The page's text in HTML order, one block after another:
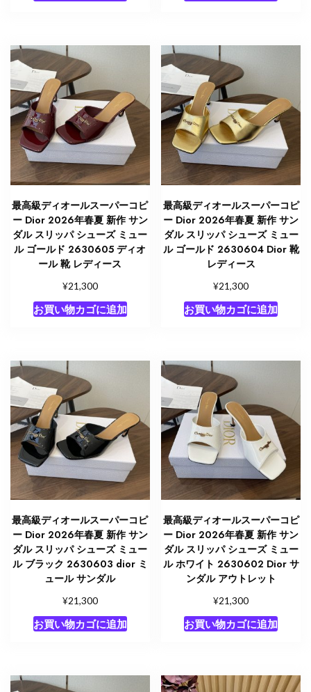
最高級ディオールスーパーコピ
ー Dior 2026年春夏 新作 サン
ダル スリッパ シューズ ミュー
ル ゴールド 2630605 ディオ
ール 靴 レディース
¥21,300
お買い物カゴに追加
最高級ディオールスーパーコピ
ー Dior 2026年春夏 新作 サン
ダル スリッパ シューズ ミュー
ル ゴールド 2630604 Dior 靴
レディース
¥21,300
お買い物カゴに追加
最高級ディオールスーパーコピ
ー Dior 2026年春夏 新作 サン
ダル スリッパ シューズ ミュー
ル ブラック 2630603 dior ミ
ュール サンダル
¥21,300
お買い物カゴに追加
最高級ディオールスーパーコピ
ー Dior 2026年春夏 新作 サン
ダル スリッパ シューズ ミュー
ル ホワイト 2630602 Dior サ
ンダル アウトレット
¥21,300
お買い物カゴに追加